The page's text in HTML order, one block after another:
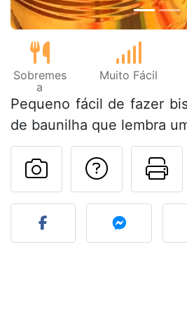
Sobremes
a
Muito Fácil
Pequeno fácil de fazer
de baunilha que lembra
Falar
Fez esta